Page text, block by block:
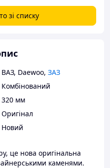
зі списку
ВАЗ, Daewoo, ЗАЗ
Комбінований
320 мм
Оригінал
Новий
це нова оригінальна
каменями.